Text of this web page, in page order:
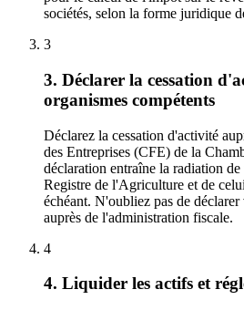
sociétés, selon la forme juridique
3
3. Déclarer la cessation
organismes compétents
Déclarez la cessation d'activité
des Entreprises (CFE) de la
déclaration entraîne la radiation
Registre de l'Agriculture et de
échéant. N'oubliez pas de
auprès de l'administration fiscale.
4
4. Liquider les actifs et